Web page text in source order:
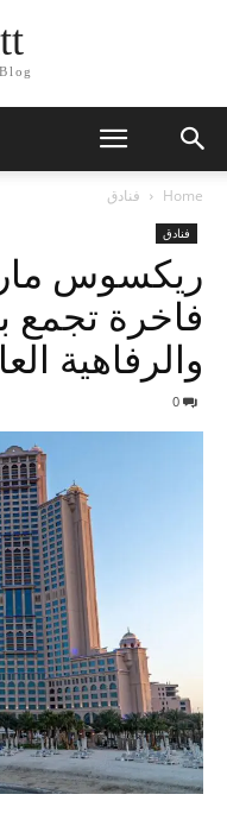
Home فنادق
فنادق
ريكسوس
فاخرة تجمع
والرفاهية